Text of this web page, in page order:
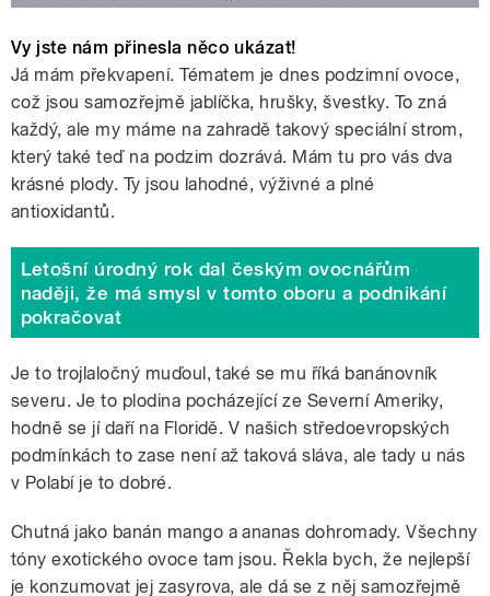
Vy jste nám přinesla něco ukázat!
Já mám překvapení. Tématem je dnes podzimní ovoce,
což jsou samozřejmě jablíčka, hrušky, švestky. To zná
každý, ale my máme na zahradě takový speciální strom,
který také teď na podzim dozrává. Mám tu pro vás dva
krásné plody. Ty jsou lahodné, výživné a plné
antioxidantů.
Letošní úrodný rok dal českým ovocnářům
naději, že má smysl v tomto oboru a podnikání
pokračovat
Je to trojlaločný muďoul, také se mu říká banánovník
severu. Je to plodina pocházející ze Severní Ameriky,
hodně se jí daří na Floridě. V našich středoevropských
podmínkách to zase není až taková sláva, ale tady u nás
v Polabí je to dobré.
Chutná jako banán mango a ananas dohromady. Všechny
tóny exotického ovoce tam jsou. Řekla bych, že nejlepší
je konzumovat jej zasyrova, ale dá se z něj samozřejmě